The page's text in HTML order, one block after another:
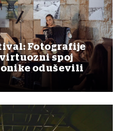
Fotografije
spoj
oduševili